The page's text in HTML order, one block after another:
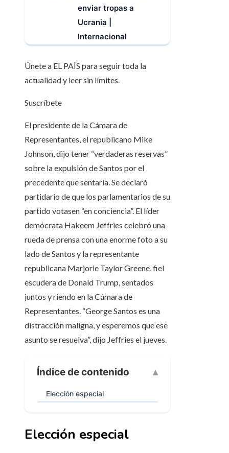
enviar tropas a
Ucrania |
Internacional
Únete a EL PAÍS para seguir toda la
actualidad y leer sin límites.
Suscríbete
El presidente de la Cámara de
Representantes, el republicano Mike
Johnson, dijo tener “verdaderas reservas”
sobre la expulsión de Santos por el
precedente que sentaría. Se declaró
partidario de que los parlamentarios de su
partido votasen “en conciencia”. El líder
demócrata Hakeem Jeffries celebró una
rueda de prensa con una enorme foto a su
lado de Santos y la representante
republicana Marjorie Taylor Greene, fiel
escudera de Donald Trump, sentados
juntos y riendo en la Cámara de
Representantes. “George Santos es una
distracción maligna, y esperemos que ese
asunto se resuelva”, dijo Jeffries el jueves.
Índice de contenido
Elección especial
Elección especial